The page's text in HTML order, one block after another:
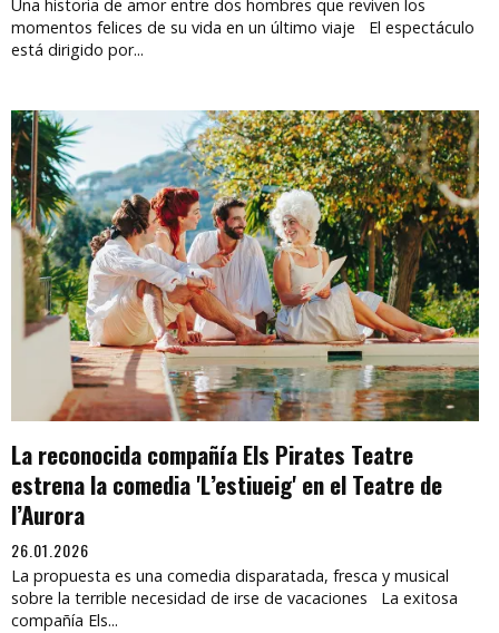
Una historia de amor entre dos hombres que reviven los
momentos felices de su vida en un último viaje El espectáculo
está dirigido por...
La reconocida compañía Els Pirates Teatre
estrena la comedia 'L’estiueig' en el Teatre de
l’Aurora
26.01.2026
La propuesta es una comedia disparatada, fresca y musical
sobre la terrible necesidad de irse de vacaciones La exitosa
compañía Els...